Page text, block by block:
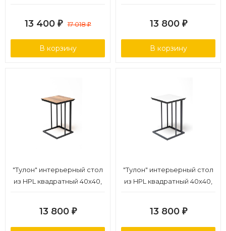
13 400 ₽ 17 018₽
В корзину
13 800 ₽
В корзину
"Тулон" интерьерный стол
из HPL квадратный 40х40,
13 800 ₽
"Тулон" интерьерный стол
из HPL квадратный 40х40,
13 800 ₽